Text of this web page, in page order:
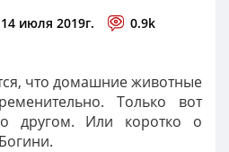
июля 2019г. 0.9k
что домашние животные
Только вот
другом. Или коротко о